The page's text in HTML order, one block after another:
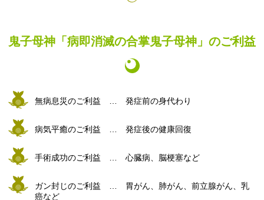
鬼子母神「病即消滅の合掌鬼子母神」のご利益
無病息災のご利益 … 発症前の身代わり
病気平癒のご利益 … 発症後の健康回復
手術成功のご利益 … 心臓病、脳梗塞など
ガン封じのご利益 … 胃がん、肺がん、前立腺がん、乳
癌など